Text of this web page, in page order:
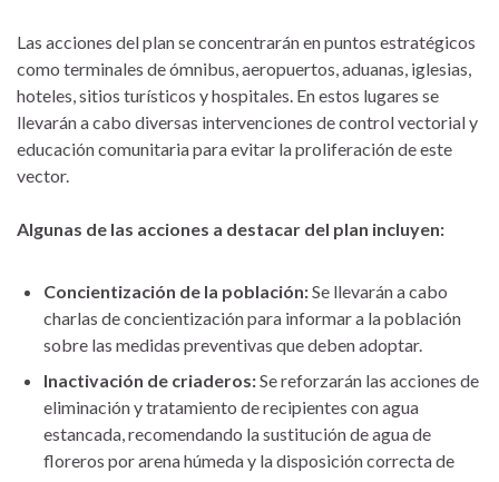
Las acciones del plan se concentrarán en puntos estratégicos
como terminales de ómnibus, aeropuertos, aduanas, iglesias,
hoteles, sitios turísticos y hospitales. En estos lugares se
llevarán a cabo diversas intervenciones de control vectorial y
educación comunitaria para evitar la proliferación de este
vector.
Algunas de las acciones a destacar del plan incluyen:
Concientización de la población:Se llevarán a cabo
charlas de concientización para informar a la población
sobre las medidas preventivas que deben adoptar.
Inactivación de criaderos:Se reforzarán las acciones de
eliminación y tratamiento de recipientes con agua
estancada, recomendando la sustitución de agua de
floreros por arena húmeda y la disposición correcta de